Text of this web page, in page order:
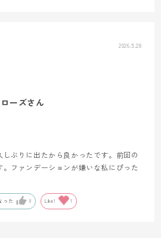
2026.5.28
ーズさん
ぶりに出たから良かったです。前回の
ファンデーションが嫌いな私にぴった
った 0 Like! 1